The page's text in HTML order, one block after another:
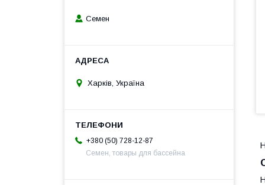
Семен
Харків, Україна
+380 (50) 728-12-87
Семен, товары для бассейна